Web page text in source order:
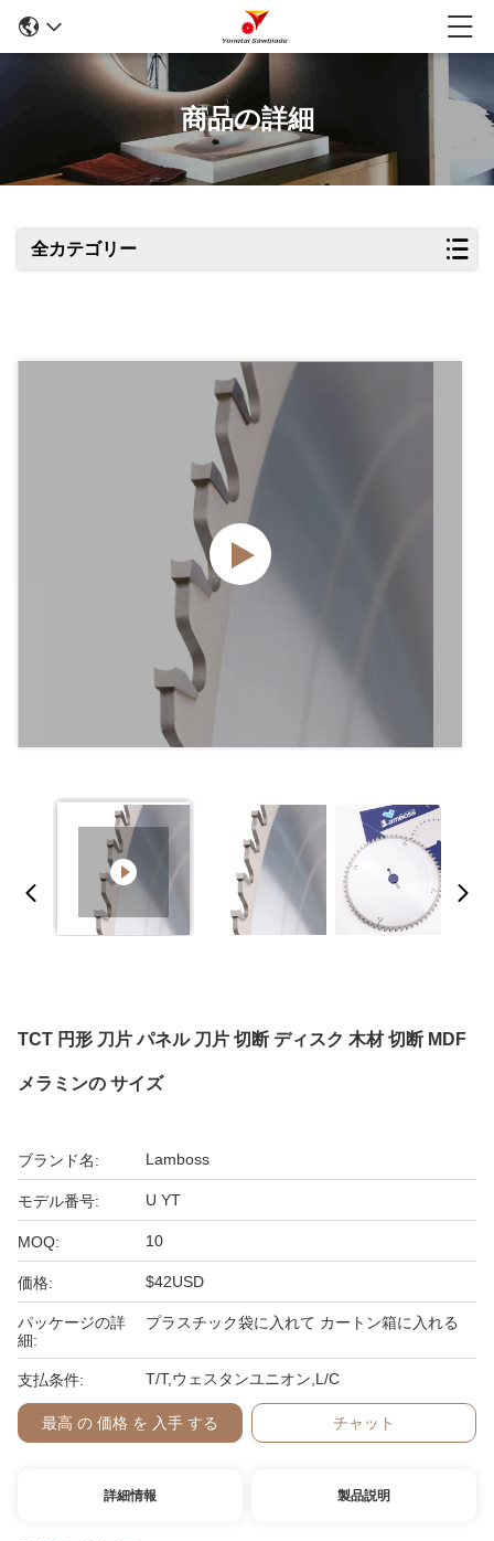
商品の詳細
全カテゴリー
TCT 円形 刀片 パネル 刀片 切断 ディスク 木材 切断 MDF
メラミンの サイズ
ブランド名: Lamboss
モデル番号: U YT
MOQ: 10
価格: $42USD
パッケージの詳
細:
プラスチック袋に入れて カートン箱に入れる
支払条件: T/T,ウェスタンユニオン,L/C
最高 の 価格 を 入手 する チャット
詳細情報 製品説明